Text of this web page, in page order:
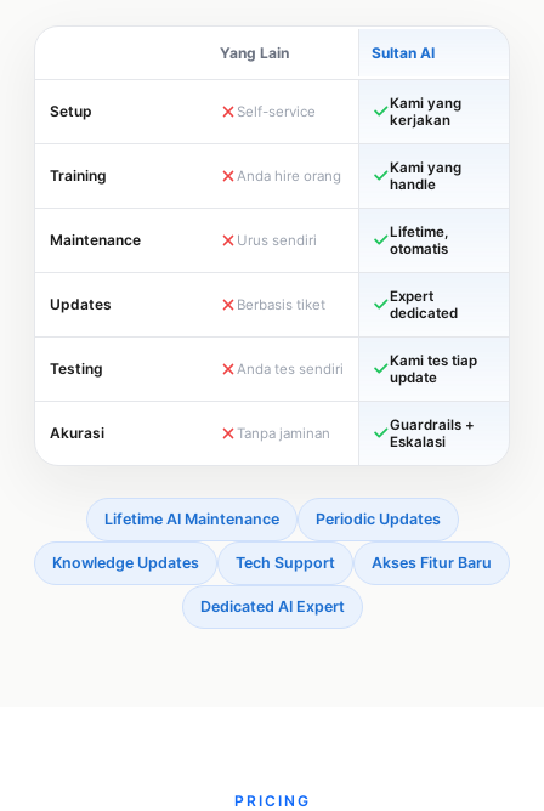
Yang Lain Sultan AI
Setup Self-service
Kami yang
kerjakan
Training Anda hire orang
Kami yang
handle
Maintenance Urus sendiri
Lifetime,
otomatis
Updates Berbasis tiket
Expert
dedicated
Testing Anda tes sendiri
Kami tes tiap
update
Akurasi Tanpa jaminan
Guardrails +
Eskalasi
Lifetime AI Maintenance Periodic Updates
Knowledge Updates Tech Support Akses Fitur Baru
Dedicated AI Expert
PRICING